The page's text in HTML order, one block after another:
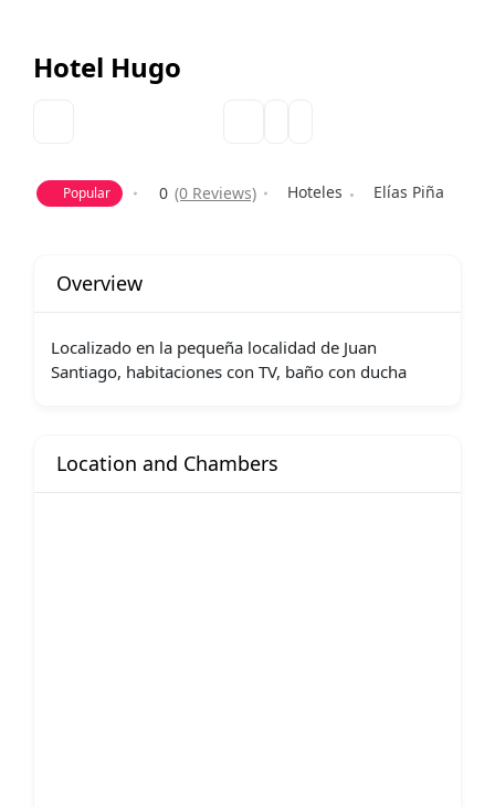
Hotel Hugo
Popular 0 (0 Reviews) Hoteles Elías Piña
Overview
Localizado en la pequeña localidad de Juan
Santiago, habitaciones con TV, baño con ducha
Location and Chambers